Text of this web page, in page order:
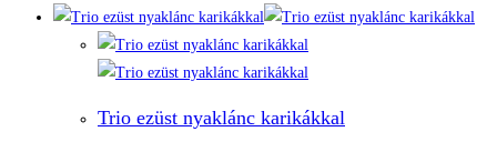
Trio ezüst nyaklánc karikákkal